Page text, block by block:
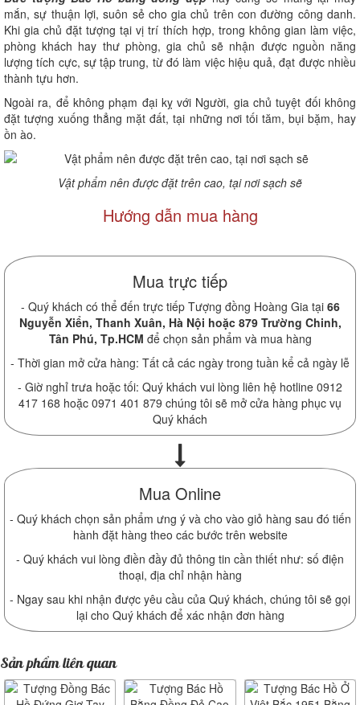
mắn, sự thuận lợi, suôn sẻ cho gia chủ trên con đường công danh.
Khi gia chủ đặt tượng tại vị trí thích hợp, trong không gian làm việc,
phòng khách hay thư phòng, gia chủ sẽ nhận được nguồn năng
lượng tích cực, sự tập trung, từ đó làm việc hiệu quả, đạt được nhiều
thành tựu hơn.
Ngoài ra, để không phạm đại kỵ với Người, gia chủ tuyệt đối không
đặt tượng xuống thẳng mặt đất, tại những nơi tối tăm, bụi bặm, hay
ồn ào.
Vật phẩm nên được đặt trên cao, tại nơi sạch sẽ
Hướng dẫn mua hàng
Mua trực tiếp
- Quý khách có thể đến trực tiếp Tượng đồng Hoàng Gia tại 66
Nguyễn Xiển, Thanh Xuân, Hà Nội hoặc 879 Trường Chinh,
Tân Phú, Tp.HCM để chọn sản phẩm và mua hàng
- Thời gian mở cửa hàng: Tất cả các ngày trong tuần kể cả ngày lễ
- Giờ nghỉ trưa hoặc tối: Quý khách vui lòng liên hệ hotline 0912
417 168 hoặc 0971 401 879 chúng tôi sẽ mở cửa hàng phục vụ
Quý khách
Mua Online
- Quý khách chọn sản phẩm ưng ý và cho vào giỏ hàng sau đó tiến
hành đặt hàng theo các bước trên website
- Quý khách vui lòng điền đầy đủ thông tin cần thiết như: số điện
thoại, địa chỉ nhận hàng
- Ngay sau khi nhận được yêu cầu của Quý khách, chúng tôi sẽ gọi
lại cho Quý khách để xác nhận đơn hàng
Sản phẩm liên quan